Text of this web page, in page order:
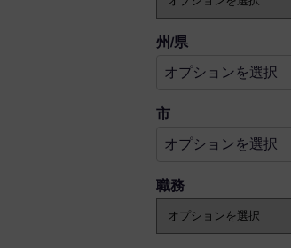
州/県オプションを選択
オプションを選択
市オプションを選択
オプションを選択
職務